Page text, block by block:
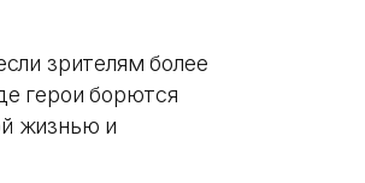
зрителям более
герои борются
жизнью и